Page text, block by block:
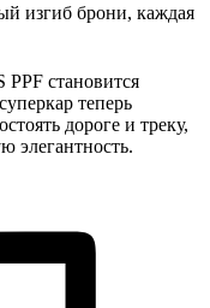
изгиб брони, каждая
становится
теперь
дороге и треку,
элегантность.